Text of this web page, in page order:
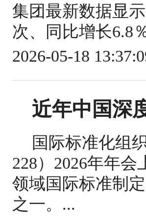
集团最新数据显
次、同比增长6.8
2026-05-18
近年中国深
国际标准化组
228）2026年年
领域国际标准制
之一。...